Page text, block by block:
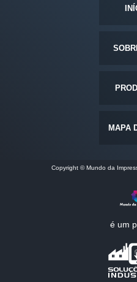
MAPA
Copyright © Mundo da
é um